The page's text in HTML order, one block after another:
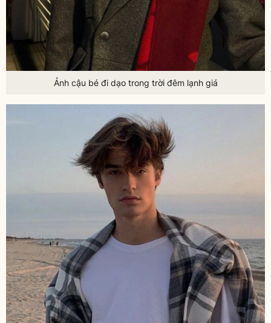
Ảnh cậu bé đi dạo trong trời đêm lạnh giá